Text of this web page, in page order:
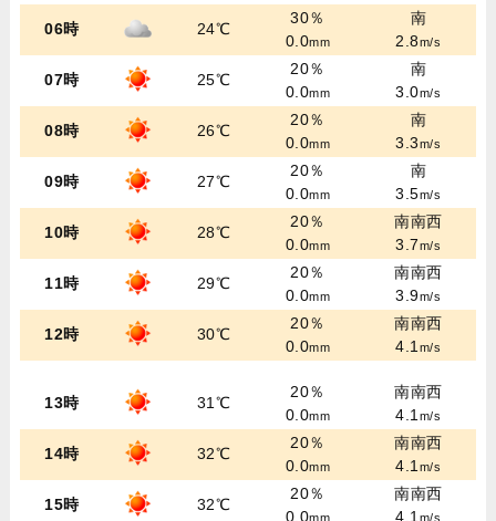
06時 24℃
30％
0.0mm
南
2.8m/s
07時 25℃
20％
0.0mm
南
3.0m/s
08時 26℃
20％
0.0mm
南
3.3m/s
09時 27℃
20％
0.0mm
南
3.5m/s
10時 28℃
20％
0.0mm
南南西
3.7m/s
11時 29℃
20％
0.0mm
南南西
3.9m/s
12時 30℃
20％
0.0mm
南南西
4.1m/s
13時 31℃
20％
0.0mm
南南西
4.1m/s
14時 32℃
20％
0.0mm
南南西
4.1m/s
15時 32℃
20％
0.0mm
南南西
4.1m/s